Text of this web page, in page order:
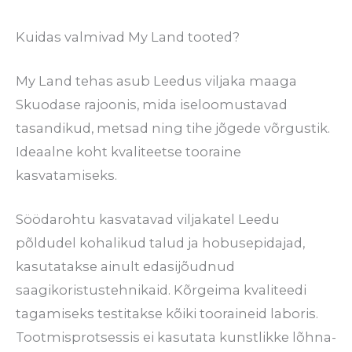
Kuidas valmivad My Land tooted?
My Land tehas asub Leedus viljaka maaga
Skuodase rajoonis, mida iseloomustavad
tasandikud, metsad ning tihe jõgede võrgustik.
Ideaalne koht kvaliteetse tooraine
kasvatamiseks.
Söödarohtu kasvatavad viljakatel Leedu
põldudel kohalikud talud ja hobusepidajad,
kasutatakse ainult edasijõudnud
saagikoristustehnikaid. Kõrgeima kvaliteedi
tagamiseks testitakse kõiki tooraineid laboris.
Tootmisprotsessis ei kasutata kunstlikke lõhna-